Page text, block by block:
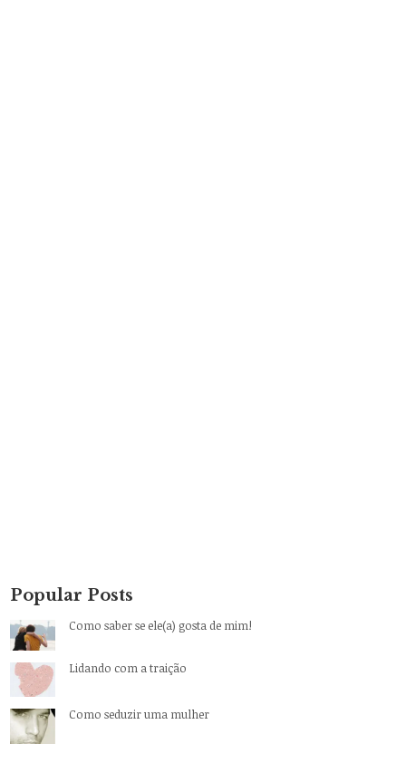
Popular Posts
Como saber se ele(a) gosta de mim!
Lidando com a traição
Como seduzir uma mulher